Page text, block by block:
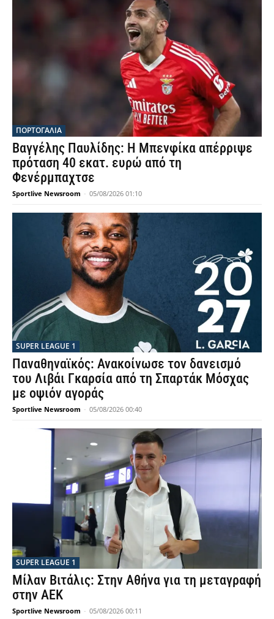
ΠΟΡΤΟΓΑΛΙΑ
Βαγγέλης Παυλίδης: Η Μπενφίκα απέρριψε
πρόταση 40 εκατ. ευρώ από τη
Φενέρμπαχτσε
Sportlive Newsroom - 05/08/2026 01:10
SUPER LEAGUE 1
Παναθηναϊκός: Ανακοίνωσε τον δανεισμό
του Λιβάι Γκαρσία από τη Σπαρτάκ Μόσχας
με οψιόν αγοράς
Sportlive Newsroom - 05/08/2026 00:40
SUPER LEAGUE 1
Μίλαν Βιτάλις: Στην Αθήνα για τη μεταγραφή
στην ΑΕΚ
Sportlive Newsroom - 05/08/2026 00:11